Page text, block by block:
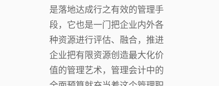
是落地达成行之有效的管理手
段，它也是一门把企业内外各
种资源进行评估、融合，推进
企业把有限资源创造最大化价
值的管理艺术，管理会计中的